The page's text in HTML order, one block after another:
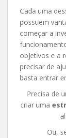
Cada uma
possuem
começar a
objetivos e a
precisar de
basta entrar
Precisa de
criar uma
Ou,